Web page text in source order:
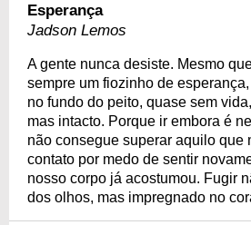
Esperança
Jadson Lemos
A gente nunca desiste. Mesmo
sempre um fiozinho de
no fundo do peito, quase sem
mas intacto. Porque ir embora é
não consegue superar aquilo que
contato por medo de sentir
nosso corpo já acostumou. Fugir
dos olhos, mas impregnado no